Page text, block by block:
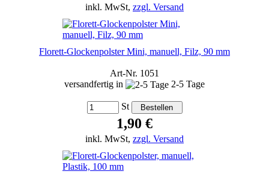
inkl. MwSt, zzgl. Versand
Florett-Glockenpolster Mini, manuell, Filz, 90 mm
Art-Nr. 1051
versandfertig in
2-5 Tage
St
1,90 €
inkl. MwSt, zzgl. Versand